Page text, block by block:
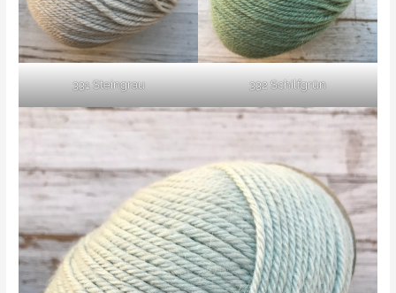
331 Steingrau 332 Schilfgrün